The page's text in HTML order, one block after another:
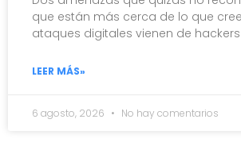
que están más cerca de lo que
ataques digitales vienen de
LEER MÁS»
6 agosto, 2026 No hay comentarios